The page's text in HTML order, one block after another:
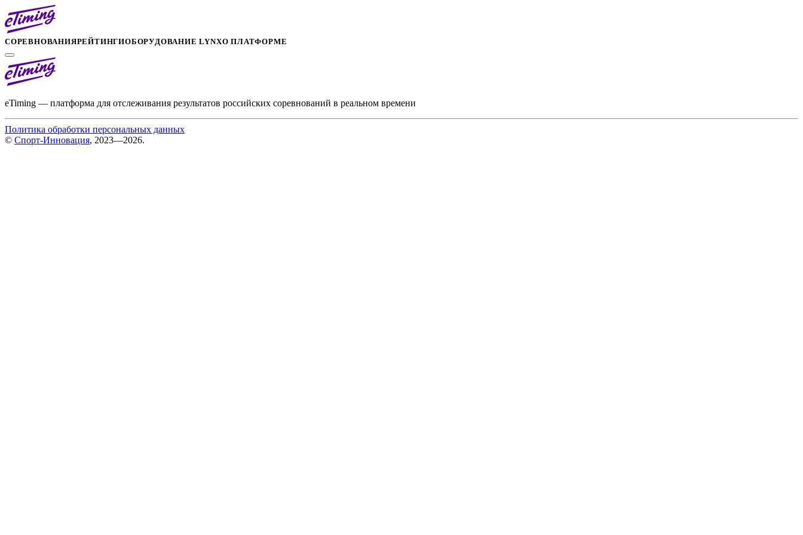
СОРЕВНОВАНИЯРЕЙТИНГИОБОРУДОВАНИЕ LYNXО ПЛАТФОРМЕ
eTiming — платформа для отслеживания результатов российских соревнований в реальном времени
Политика обработки персональных данных
© Спорт-Инновация, 2023—2026.